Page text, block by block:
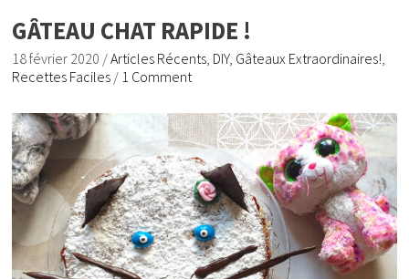
GÂTEAU CHAT RAPIDE !
18 février 2020 /Articles Récents, DIY, Gâteaux Extraordinaires!,
Recettes Faciles / 1 Comment